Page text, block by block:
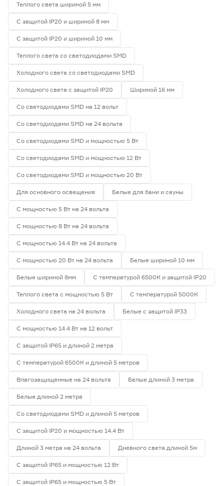
Теплого света шириной 5 мм
С защитой IP20 и шириной 8 мм
С защитой IP20 и шириной 10 мм
Теплого света со светодиодами SMD
Холодного света со светодиодами SMD
Холодного света с защитой IP20 Шириной 16 мм
Со светодиодами SMD на 12 вольт
Со светодиодами SMD на 24 вольта
Со светодиодами SMD и мощностью 5 Вт
Со светодиодами SMD и мощностью 12 Вт
Со светодиодами SMD и мощностью 20 Вт
Для основного освещения Белые для бани и сауны
С мощностью 5 Вт на 24 вольта
С мощностью 8 Вт на 24 вольта
С мощностью 14.4 Вт на 24 вольта
С мощностью 20 Вт на 24 вольта Белые шириной 10 мм
Белые шириной 8мм С температурой 6500К и защитой IP20
Теплого света с мощностью 5 Вт С температурой 5000К
Холодного света на 24 вольта Белые с защитой IP33
С мощностью 14.4 Вт на 12 вольт
С защитой IP65 и длиной 2 метра
С температурой 6500К и длиной 5 метров
Влагозащищенные на 24 вольта Белые длиной 3 метра
Белые длиной 2 метра
Со светодиодами SMD и длиной 5 метров
С защитой IP20 и мощностью 14.4 Вт
Длиной 3 метра на 24 вольта Дневного света длиной 5м
С защитой IP65 и мощностью 12 Вт
С защитой IP65 и мощностью 5 Вт